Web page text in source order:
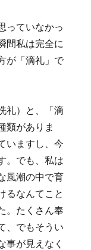
っていなかっ
間私は完全に
が「滴礼」で
礼）と、「滴
類がありま
いますし、今
。でも、私は
風潮の中で育
るなんてこと
。たくさん奉
、でもそうい
事が見えなく